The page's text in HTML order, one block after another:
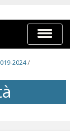
Espandi
barra
di
2024/